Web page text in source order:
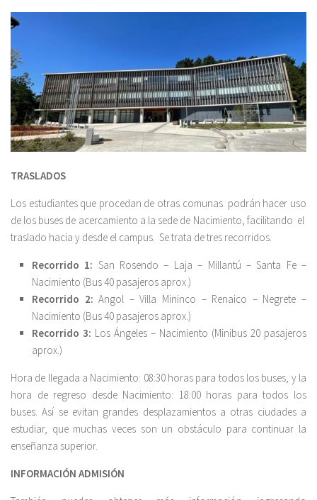
TRASLADOS
Los estudiantes que procedan de otras comunas podrán hacer uso
de los buses de acercamiento a la sede de Nacimiento, facilitando el
traslado hacia y desde el campus. Se trata de tres recorridos.
Recorrido 1: San Rosendo – Laja – Millantú – Santa Fe –
Nacimiento (Bus 40 pasajeros aprox.)
Recorrido 2:Angol – Villa Mininco – Renaico – Negrete –
Nacimiento (Bus 40 pasajeros aprox.)
Recorrido 3: Los Ángeles – Nacimiento (Minibus 20 pasajeros
aprox.)
Hora de llegada a Nacimiento: 08:30 horas para todos los buses, y la
hora de regreso desde Nacimiento: 18:00 horas para todos los
buses. Así se evitan grandes desplazamientos a otras ciudades a
estudiar, que muchas veces son un obstáculo para continuar la
enseñanza superior.
INFORMACIÓN ADMISIÓN